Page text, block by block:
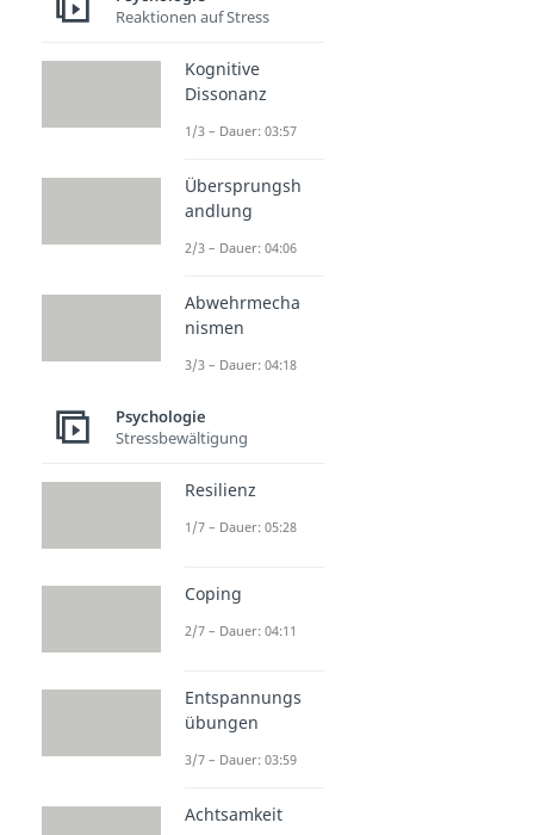
Reaktionen auf Stress
Kognitive
Dissonanz
1/3 – Dauer: 03:57
Übersprungsh
andlung
2/3 – Dauer: 04:06
Abwehrmecha
nismen
3/3 – Dauer: 04:18
Psychologie
Stressbewältigung
Resilienz
1/7 – Dauer: 05:28
Coping
2/7 – Dauer: 04:11
Entspannungs
übungen
3/7 – Dauer: 03:59
Achtsamkeit